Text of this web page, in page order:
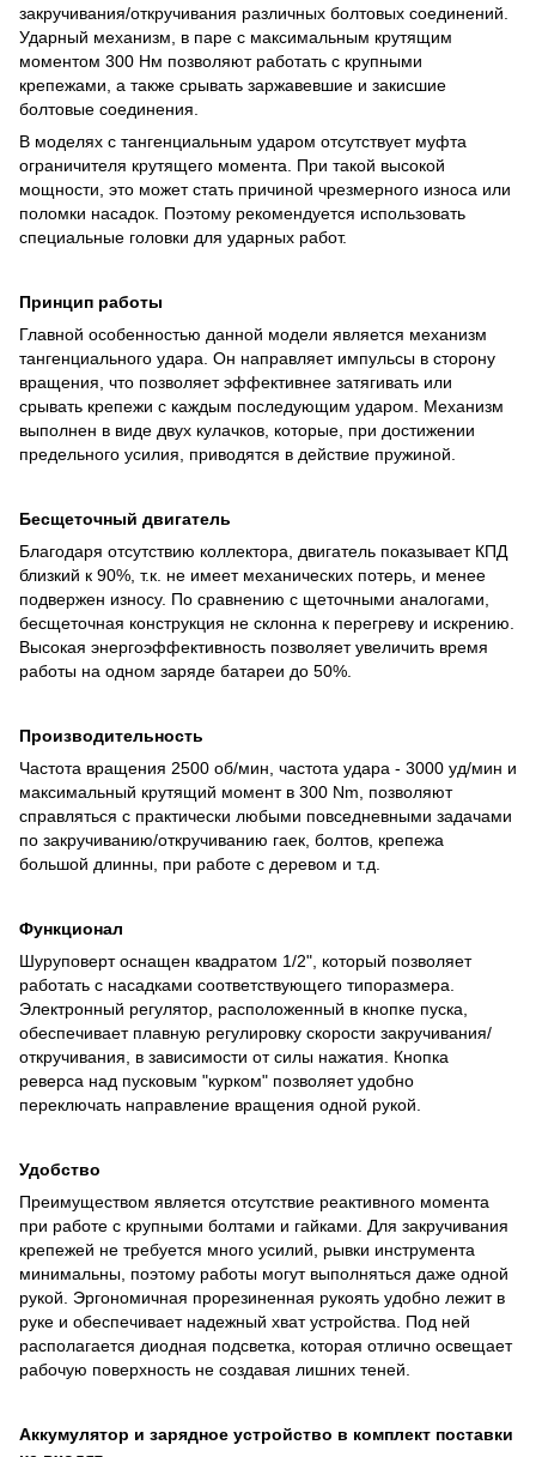
закручивания/откручивания различных болтовых соединений.
Ударный механизм, в паре с максимальным крутящим
моментом 300 Нм позволяют работать с крупными
крепежами, а также срывать заржавевшие и закисшие
болтовые соединения.
В моделях с тангенциальным ударом отсутствует муфта
ограничителя крутящего момента. При такой высокой
мощности, это может стать причиной чрезмерного износа или
поломки насадок. Поэтому рекомендуется использовать
специальные головки для ударных работ.
Принцип работы
Главной особенностью данной модели является механизм
тангенциального удара. Он направляет импульсы в сторону
вращения, что позволяет эффективнее затягивать или
срывать крепежи с каждым последующим ударом. Механизм
выполнен в виде двух кулачков, которые, при достижении
предельного усилия, приводятся в действие пружиной.
Бесщеточный двигатель
Благодаря отсутствию коллектора, двигатель показывает КПД
близкий к 90%, т.к. не имеет механических потерь, и менее
подвержен износу. По сравнению с щеточными аналогами,
бесщеточная конструкция не склонна к перегреву и искрению.
Высокая энергоэффективность позволяет увеличить время
работы на одном заряде батареи до 50%.
Производительность
Частота вращения 2500 об/мин, частота удара - 3000 уд/мин и
максимальный крутящий момент в 300 Nm, позволяют
справляться с практически любыми повседневными задачами
по закручиванию/откручиванию гаек, болтов, крепежа
большой длинны, при работе с деревом и т.д.
Функционал
Шуруповерт оснащен квадратом 1/2", который позволяет
работать с насадками соответствующего типоразмера.
Электронный регулятор, расположенный в кнопке пуска,
обеспечивает плавную регулировку скорости закручивания/
откручивания, в зависимости от силы нажатия. Кнопка
реверса над пусковым "курком" позволяет удобно
переключать направление вращения одной рукой.
Удобство
Преимуществом является отсутствие реактивного момента
при работе с крупными болтами и гайками. Для закручивания
крепежей не требуется много усилий, рывки инструмента
минимальны, поэтому работы могут выполняться даже одной
рукой. Эргономичная прорезиненная рукоять удобно лежит в
руке и обеспечивает надежный хват устройства. Под ней
располагается диодная подсветка, которая отлично освещает
рабочую поверхность не создавая лишних теней.
Аккумулятор и зарядное устройство в комплект поставки